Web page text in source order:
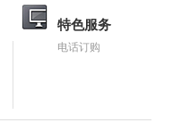
特色服务
电话订购